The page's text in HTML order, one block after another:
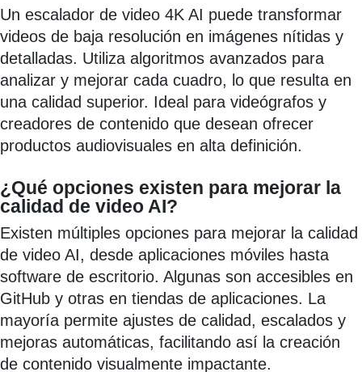
Un escalador de video 4K AI puede transformar
videos de baja resolución en imágenes nítidas y
detalladas. Utiliza algoritmos avanzados para
analizar y mejorar cada cuadro, lo que resulta en
una calidad superior. Ideal para videógrafos y
creadores de contenido que desean ofrecer
productos audiovisuales en alta definición.
¿Qué opciones existen para mejorar la
calidad de video AI?
Existen múltiples opciones para mejorar la calidad
de video AI, desde aplicaciones móviles hasta
software de escritorio. Algunas son accesibles en
GitHub y otras en tiendas de aplicaciones. La
mayoría permite ajustes de calidad, escalados y
mejoras automáticas, facilitando así la creación
de contenido visualmente impactante.